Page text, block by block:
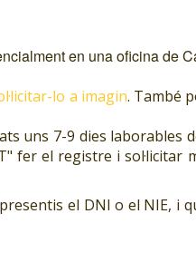
en una oficina de
lo a imagin. També
uns 7-9 dies laborables
fer el registre i sol·licitar
el DNI o el NIE, i